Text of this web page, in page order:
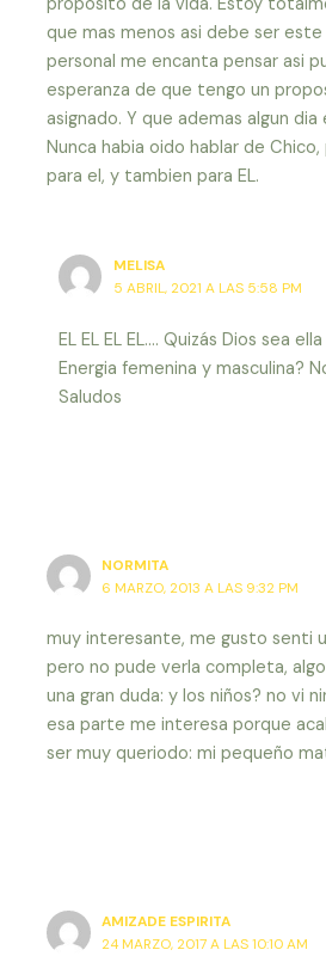
que mas menos asi debe ser este
personal me encanta pensar asi
esperanza de que tengo un
asignado. Y que ademas algun dia
Nunca habia oido hablar de
para el, y tambien para EL.
MELISA
5 ABRIL, 2021 A LAS 5:58 PM
EL EL EL EL…. Quizás Dios sea
Energia femenina y masculina?
Saludos
NORMITA
6 MARZO, 2013 A LAS 9:32 PM
muy interesante, me gusto senti
pero no pude verla completa,
una gran duda: y los niños? no vi
esa parte me interesa porque
ser muy queriodo: mi pequeño
AMIZADE ESPIRITA
24 MARZO, 2017 A LAS 10:10 AM